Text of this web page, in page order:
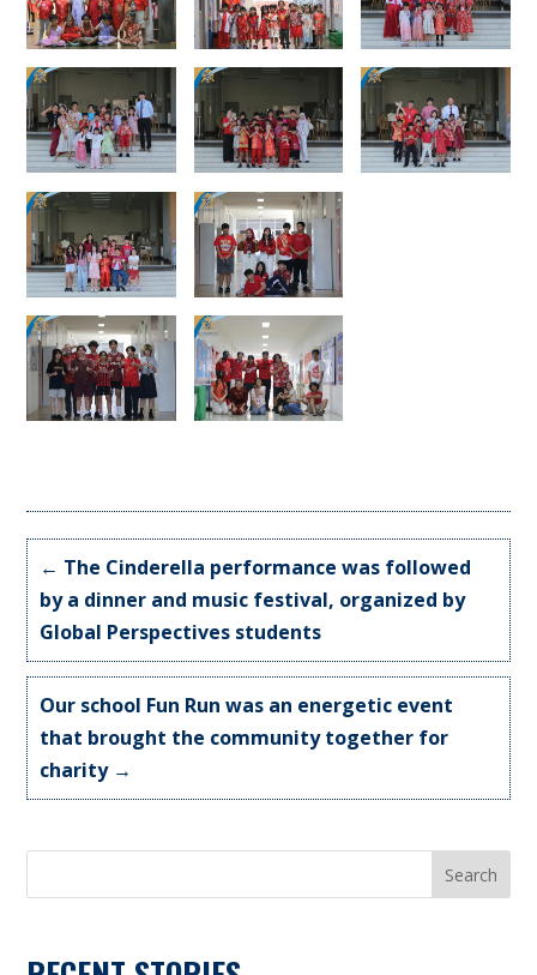
← The Cinderella performance was followed
by a dinner and music festival, organized by
Global Perspectives students
Our school Fun Run was an energetic event
that brought the community together for
charity→
Search